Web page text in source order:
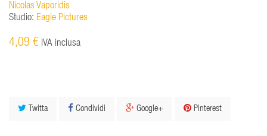
Nicolas Vaporidis
Studio: Eagle Pictures
4,09 € IVA inclusa
Twitta Condividi Google+ Pinterest